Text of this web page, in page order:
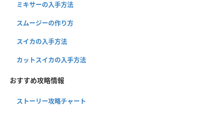
ミキサーの入手方法
スムージーの作り方
スイカの入手方法
カットスイカの入手方法
おすすめ攻略情報
ストーリー攻略チャート